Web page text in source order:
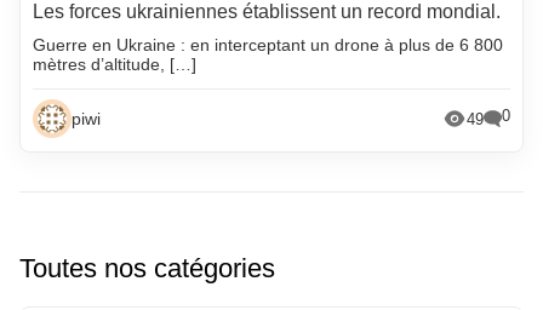
Les forces ukrainiennes établissent un record mondial.
Guerre en Ukraine : en interceptant un drone à plus de 6 800
mètres d’altitude, […]
piwi 49 0
Toutes nos catégories